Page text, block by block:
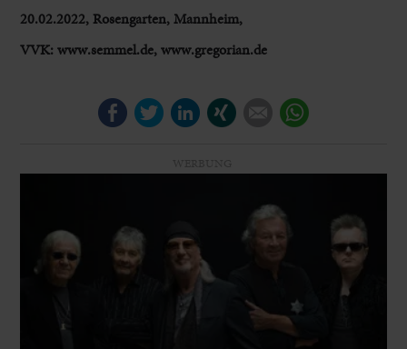
20.02.2022, Rosengarten, Mannheim,
VVK: www.semmel.de, www.gregorian.de
FacebookTwitterLinkedIn E-mail